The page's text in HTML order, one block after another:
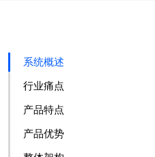
系统概述
行业痛点
产品特点
产品优势